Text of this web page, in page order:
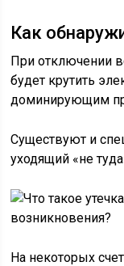
Как
При отключении
будет крутить
доминирующим
Существуют и
уходящий «не
На некоторых